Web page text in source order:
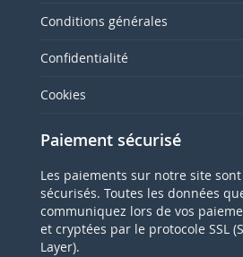
Conditions générales
Confidentialité
Cookies
Paiement sécurisé
Les paiements sur notre site
sécurisés. Toutes les données
communiquez lors de vos
et cryptées par le protocole SSL
Layer).